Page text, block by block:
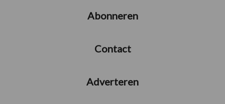
Abonneren
Contact
Adverteren